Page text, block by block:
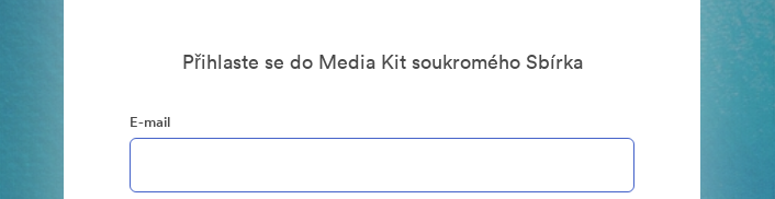
Přihlaste se do Media Kit soukromého Sbírka
E-mail